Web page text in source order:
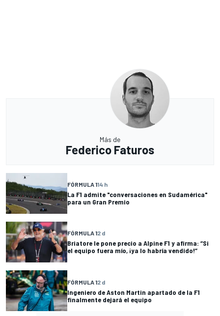
Más de
Federico Faturos
FÓRMULA 114 h
La F1 admite "conversaciones en Sudamérica"
para un Gran Premio
FÓRMULA 12 d
Briatore le pone precio a Alpine F1 y afirma: “Si
el equipo fuera mío, ¡ya lo habría vendido!”
FÓRMULA 12 d
Ingeniero de Aston Martin apartado de la F1
finalmente dejará el equipo